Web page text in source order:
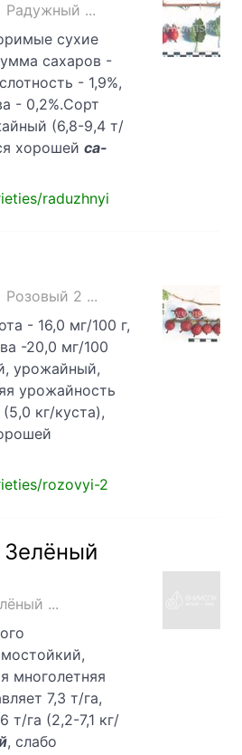
Радужный ...
сухие
сахаров -
- 1,9%,
- 0,2%.Сорт
(6,8-9,4 т/
хорошей са-
raduzhnyi
Розовый 2 ...
- 16,0 мг/100 г,
-20,0 мг/100
урожайный,
урожайность
(5,0 кг/куста),
rozovyi-2
Зелёный
...
многолетняя
7,3 т/га,
т/га (2,2-7,1 кг/
, слабо